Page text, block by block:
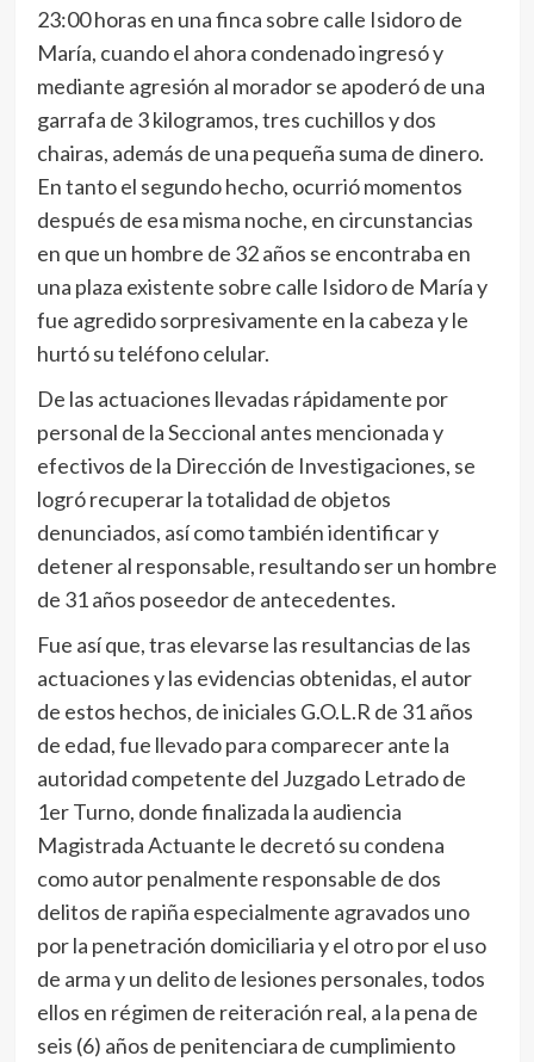
23:00 horas en una finca sobre calle Isidoro de
María, cuando el ahora condenado ingresó y
mediante agresión al morador se apoderó de una
garrafa de 3 kilogramos, tres cuchillos y dos
chairas, además de una pequeña suma de dinero.
En tanto el segundo hecho, ocurrió momentos
después de esa misma noche, en circunstancias
en que un hombre de 32 años se encontraba en
una plaza existente sobre calle Isidoro de María y
fue agredido sorpresivamente en la cabeza y le
hurtó su teléfono celular.
De las actuaciones llevadas rápidamente por
personal de la Seccional antes mencionada y
efectivos de la Dirección de Investigaciones, se
logró recuperar la totalidad de objetos
denunciados, así como también identificar y
detener al responsable, resultando ser un hombre
de 31 años poseedor de antecedentes.
Fue así que, tras elevarse las resultancias de las
actuaciones y las evidencias obtenidas, el autor
de estos hechos, de iniciales G.O.L.R de 31 años
de edad, fue llevado para comparecer ante la
autoridad competente del Juzgado Letrado de
1er Turno, donde finalizada la audiencia
Magistrada Actuante le decretó su condena
como autor penalmente responsable de dos
delitos de rapiña especialmente agravados uno
por la penetración domiciliaria y el otro por el uso
de arma y un delito de lesiones personales, todos
ellos en régimen de reiteración real, a la pena de
seis (6) años de penitenciara de cumplimiento